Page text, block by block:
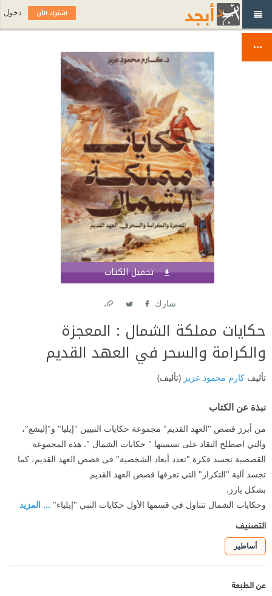
تحميل الكتاب
شارك
حكايات مملكة الشمال : المعجزة
والكرامة والسحر في العهد القديم
تأليف كارم محمود عزيز (تأليف)
نبذة عن الكتاب
من أبرز قصص "العهد القديم" مجموعة حكايات النبيين "إيليا" و"إليشع"،
والتي اصطلح النقاد على تسميتها " حكايات الشمال ". هذه المجموعة
القصصية تجسد فكرة "تعدد أبعاد الشخصية" فى قصص العهد القديم، كما
تجسد آلية "التكرار" التي تعرفها قصص العهد القديم
بشكل بارز.
وحكايات الشمال تتناول في قسمها الأول حكايات النبي "إيلياء" ... المزيد
التصنيف
أساطير
عن الطبعة
اشترك الآن دخول